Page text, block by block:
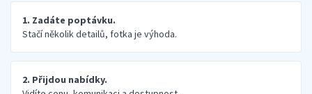
1. Zadáte poptávku.
Stačí několik detailů, fotka je výhoda.
2. Přijdou nabídky.